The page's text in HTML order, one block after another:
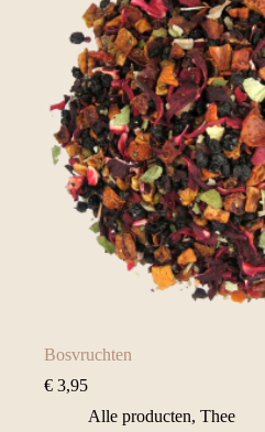
Bosvruchten
€ 3,95
Alle producten, Thee